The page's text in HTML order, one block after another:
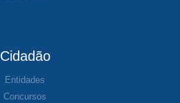
Cidadão
Entidades
Concursos